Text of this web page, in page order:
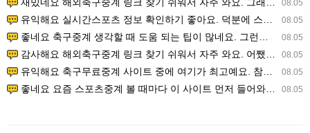
08.05
08.05
유익해요 실시간스포츠 정보 확인하기 좋아요. 덕분에 스포츠중계는 합법적인 경로로만 시청하려 해요. 좋은 정보…
08.05
좋네요 축구중계 생각할 때 도움 되는 팁이 많네요. 그런데 해외축구중계도 정식 서비스로 봐야 안전해요. 다음…
08.05
감사해요 해외축구중계 링크 찾기 쉬워서 자주 와요. 어쨌든 축구무료중계도 합법적인 곳에서 봐야 마음 편해요.…
08.05
유익해요 축구무료중계 사이트 중에 여기가 최고예요. 참고로 축구무료중계도 합법적인 곳에서 봐야 마음 편해요.…
08.05
좋네요 요즘 스포츠중계 볼 때마다 이 사이트 먼저 들어와요. 그나저나 epl중계 볼 때 공식 중계 채널 먼저…